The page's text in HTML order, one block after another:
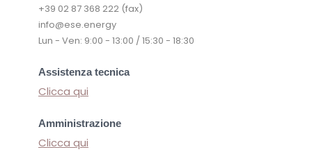
+39 02 87 368 222 (fax)
info@ese.energy
Lun - Ven: 9:00 - 13:00 / 15:30 - 18:30
Assistenza tecnica
Clicca qui
Amministrazione
Clicca qui